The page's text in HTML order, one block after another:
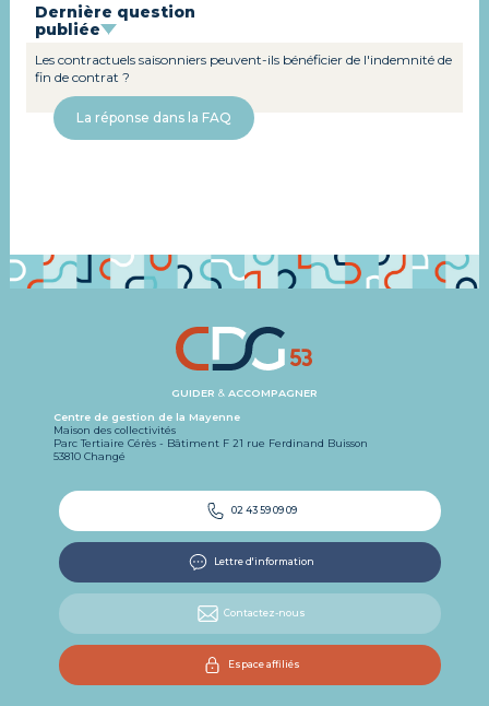
Dernière question
publiée
Les contractuels saisonniers peuvent-ils bénéficier de l'indemnité de
fin de contrat ?
La réponse dans la FAQ
GUIDER & ACCOMPAGNER
Centre de gestion de la Mayenne
Maison des collectivités
Parc Tertiaire Cérès - Bâtiment F 21 rue Ferdinand Buisson
53810 Changé
02 43 59 09 09
Lettre d'information
Contactez-nous
Espace affiliés